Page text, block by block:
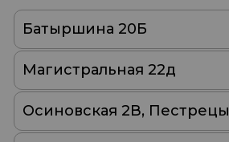
Батыршина 20Б
Магистральная 22д
Осиновская 2В, Пестрецы